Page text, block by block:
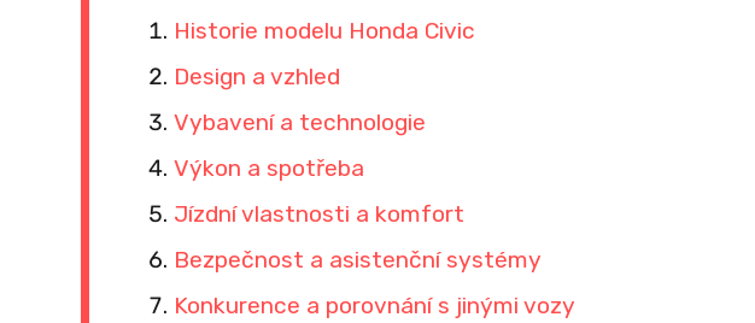
Historie modelu Honda Civic
Design a vzhled
Vybavení a technologie
Výkon a spotřeba
Jízdní vlastnosti a komfort
Bezpečnost a asistenční systémy
Konkurence a porovnání s jinými vozy